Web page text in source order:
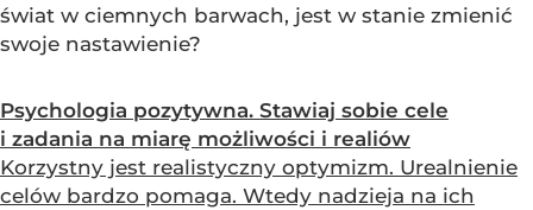
świat w ciemnych barwach, jest w stanie zmienić
swoje nastawienie?
Psychologia pozytywna. Stawiaj sobie cele
i zadania na miarę możliwości i realiów
Korzystny jest realistyczny optymizm. Urealnienie
celów bardzo pomaga. Wtedy nadzieja na ich